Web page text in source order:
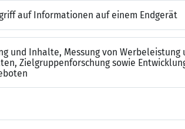
kununu findest Du Gehaltsangaben
und vieles mehr.